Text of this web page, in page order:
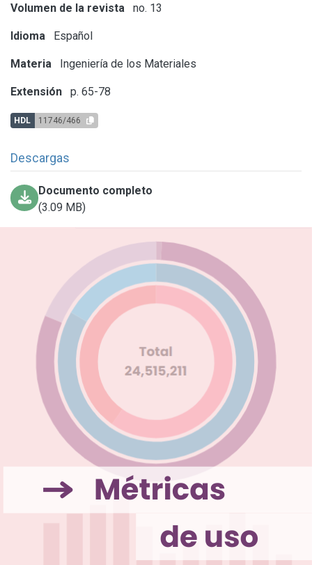
Volumen de la revista no. 13
Idioma Español
Materia Ingeniería de los Materiales
Extensión p. 65-78
HDL 11746/466
Descargas
Documento completo
(3.09 MB)